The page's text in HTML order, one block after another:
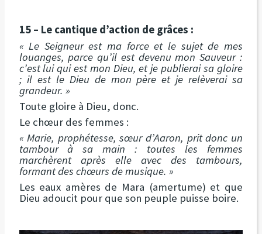
15 – Le cantique d’action de grâces :
« Le Seigneur est ma force et le sujet de mes
louanges, parce qu’il est devenu mon Sauveur :
c’est lui qui est mon Dieu, et je publierai sa gloire
; il est le Dieu de mon père et je relèverai sa
grandeur. »
Toute gloire à Dieu, donc.
Le chœur des femmes :
« Marie, prophétesse, sœur d’Aaron, prit donc un
tambour à sa main : toutes les femmes
marchèrent après elle avec des tambours,
formant des chœurs de musique. »
Les eaux amères de Mara (amertume) et que
Dieu adoucit pour que son peuple puisse boire.